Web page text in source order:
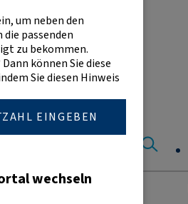
um neben den
die passenden
zu bekommen.
können Sie diese
Sie diesen Hinweis
EINGEBEN
wechseln